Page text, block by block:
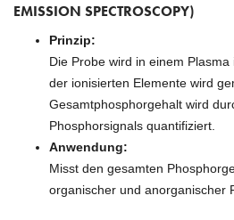
EMISSION SPECTROSCOPY)
Prinzip:
Die Probe wird in einem
der ionisierten Elemente wird
Gesamtphosphorgehalt wird
Phosphorsignals quantifiziert.
Anwendung:
Misst den gesamten
organischer und anorganischer